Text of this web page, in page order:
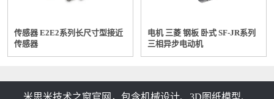
传感器 E2E2系列长尺寸型接近
传感器
电机 三菱 钢板 卧式 SF-JR系列
三相异步电动机
米思米技术之窗官网，包含机械设计、3D图纸模型、